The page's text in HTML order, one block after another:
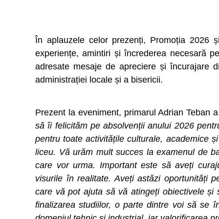
În aplauzele celor prezenți, Promoția
experiențe, amintiri și încrederea necesară
adresate mesaje de apreciere și încurajare
administrației locale și a bisericii.
Prezent la eveniment, primarul Adrian Teban
să îi felicităm pe absolvenții anului 2026
pentru toate activitățile culturale, academice
liceu. Vă urăm mult succes la examenul de
care vor urma. Important este să aveți
visurile în realitate.Aveți astăzi oportunități
care vă pot ajuta să vă atingeți obiectivele
finalizarea studiilor, o parte dintre voi să se